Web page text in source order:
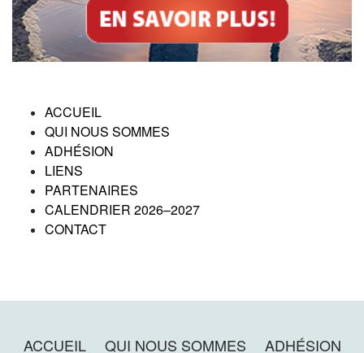
ACCUEIL
QUI NOUS SOMMES
ADHÉSION
LIENS
PARTENAIRES
CALENDRIER 2026–2027
CONTACT
ACCUEIL QUI NOUS SOMMES ADHÉSION